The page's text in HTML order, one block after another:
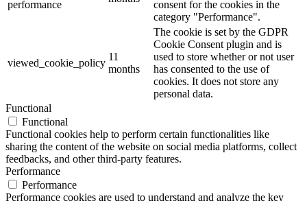
performance
consent for the cookies in the
category "Performance".
viewed_cookie_policy
11
months
The cookie is set by the GDPR
Cookie Consent plugin and is
used to store whether or not user
has consented to the use of
cookies. It does not store any
personal data.
Functional
Functional
Functional cookies help to perform certain functionalities like
sharing the content of the website on social media platforms, collect
feedbacks, and other third-party features.
Performance
Performance
Performance cookies are used to understand and analyze the key